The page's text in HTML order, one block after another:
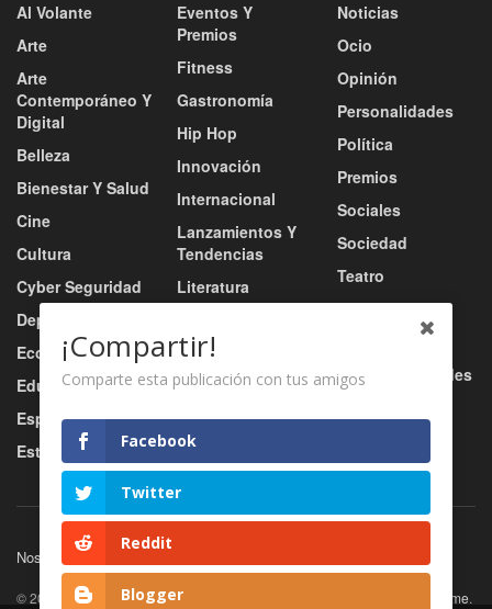
Al Volante
Arte
Arte
Contemporáneo Y
Digital
Belleza
Bienestar Y Salud
Cine
Cultura
Cyber Seguridad
Deportes
Economía
Educación
Esports
Estilo De Vida
Eventos Y
Premios
Fitness
Gastronomía
Hip Hop
Innovación
Internacional
Lanzamientos Y
Tendencias
Literatura
Música
Música Urbana
Nacional
Negocio
Noticias
Ocio
Opinión
Personalidades
Política
Premios
Sociales
Sociedad
Teatro
Tecnología
Tv / Radio / Redes
Nosotros
© 2026 JNews - Premium WordPress news & magazine theme by Jegtheme.
¡Compartir!
Comparte esta publicación con tus amigos
Facebook
Twitter
Reddit
Blogger